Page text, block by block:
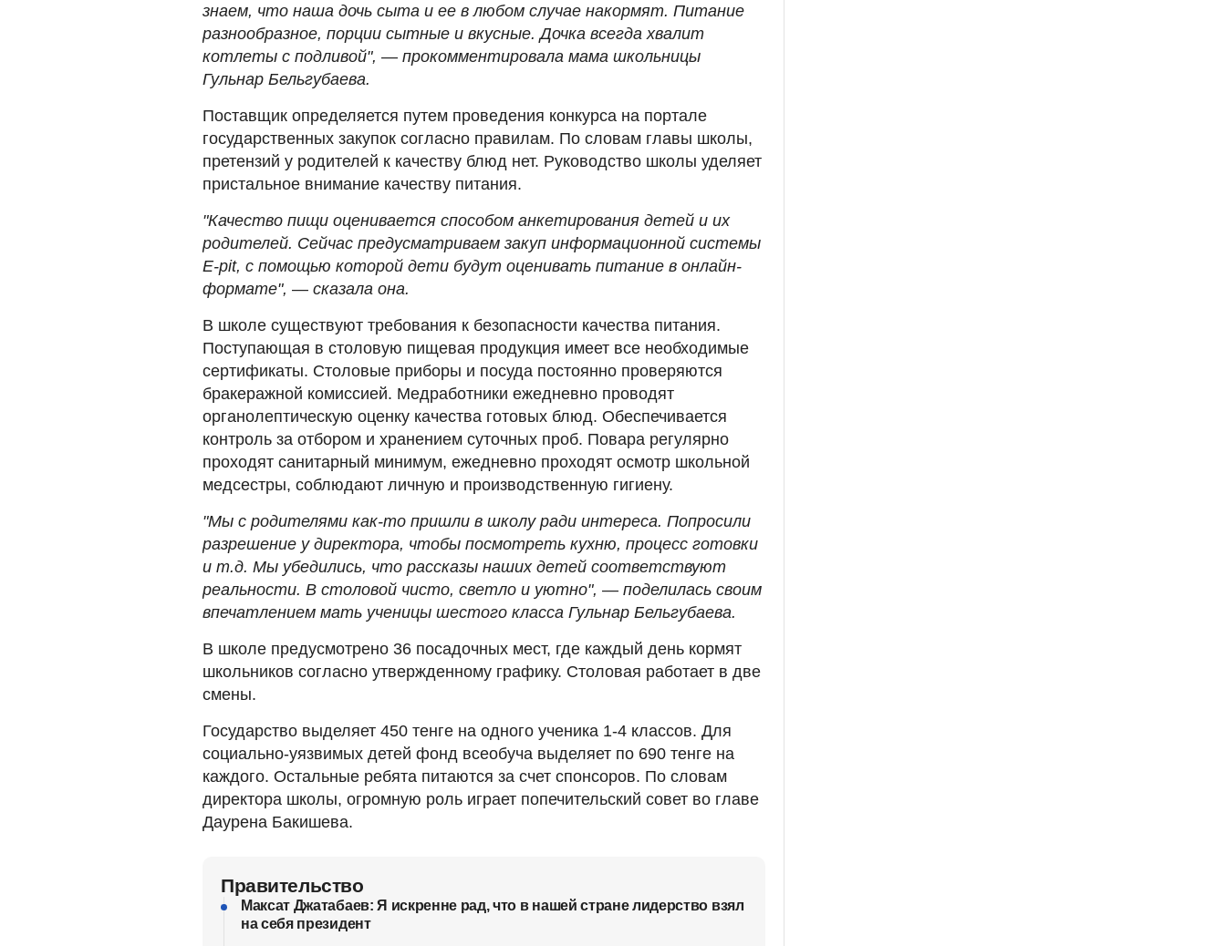
знаем, что наша дочь сыта и ее в любом случае накормят. Питание
разнообразное, порции сытные и вкусные. Дочка всегда хвалит
котлеты с подливой", — прокомментировала мама школьницы
Гульнар Бельгубаева.
Поставщик определяется путем проведения конкурса на портале
государственных закупок согласно правилам. По словам главы школы,
претензий у родителей к качеству блюд нет. Руководство школы уделяет
пристальное внимание качеству питания.
"Качество пищи оценивается способом анкетирования детей и их
родителей. Сейчас предусматриваем закуп информационной системы
E-pit, с помощью которой дети будут оценивать питание в онлайн-
формате", — сказала она.
В школе существуют требования к безопасности качества питания.
Поступающая в столовую пищевая продукция имеет все необходимые
сертификаты. Столовые приборы и посуда постоянно проверяются
бракеражной комиссией. Медработники ежедневно проводят
органолептическую оценку качества готовых блюд. Обеспечивается
контроль за отбором и хранением суточных проб. Повара регулярно
проходят санитарный минимум, ежедневно проходят осмотр школьной
медсестры, соблюдают личную и производственную гигиену.
"Мы с родителями как-то пришли в школу ради интереса. Попросили
разрешение у директора, чтобы посмотреть кухню, процесс готовки
и т.д. Мы убедились, что рассказы наших детей соответствуют
реальности. В столовой чисто, светло и уютно", — поделилась своим
впечатлением мать ученицы шестого класса Гульнар Бельгубаева.
В школе предусмотрено 36 посадочных мест, где каждый день кормят
школьников согласно утвержденному графику. Столовая работает в две
смены.
Государство выделяет 450 тенге на одного ученика 1-4 классов. Для
социально-уязвимых детей фонд всеобуча выделяет по 690 тенге на
каждого. Остальные ребята питаются за счет спонсоров. По словам
директора школы, огромную роль играет попечительский совет во главе
Даурена Бакишева.
Правительство
Максат Джатабаев: Я искренне рад, что в нашей стране лидерство взял
на себя президент